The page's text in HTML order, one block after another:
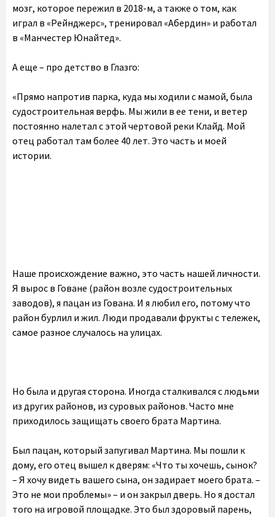
мозг, которое пережил в 2018-м, а также о том, как
играл в «Рейнджерс», тренировал «Абердин» и работал
в «Манчестер Юнайтед».
А еще – про детство в Глазго:
«Прямо напротив парка, куда мы ходили с мамой, была
судостроительная верфь. Мы жили в ее тени, и ветер
постоянно налетал с этой чертовой реки Клайд. Мой
отец работал там более 40 лет. Это часть и моей
истории.
Наше происхождение важно, это часть нашей личности.
Я вырос в Говане (район возле судостроительных
заводов), я пацан из Гована. И я любил его, потому что
район бурлил и жил. Люди продавали фрукты с тележек,
самое разное случалось на улицах.
Но была и другая сторона. Иногда сталкивался с людьми
из других районов, из суровых районов. Часто мне
приходилось защищать своего брата Мартина.
Был пацан, который запугивал Мартина. Мы пошли к
дому, его отец вышел к дверям: «Что ты хочешь, сынок?
– Я хочу видеть вашего сына, он задирает моего брата. –
Это не мои проблемы» – и он закрыл дверь. Но я достал
того на игровой площадке. Это был здоровый парень,